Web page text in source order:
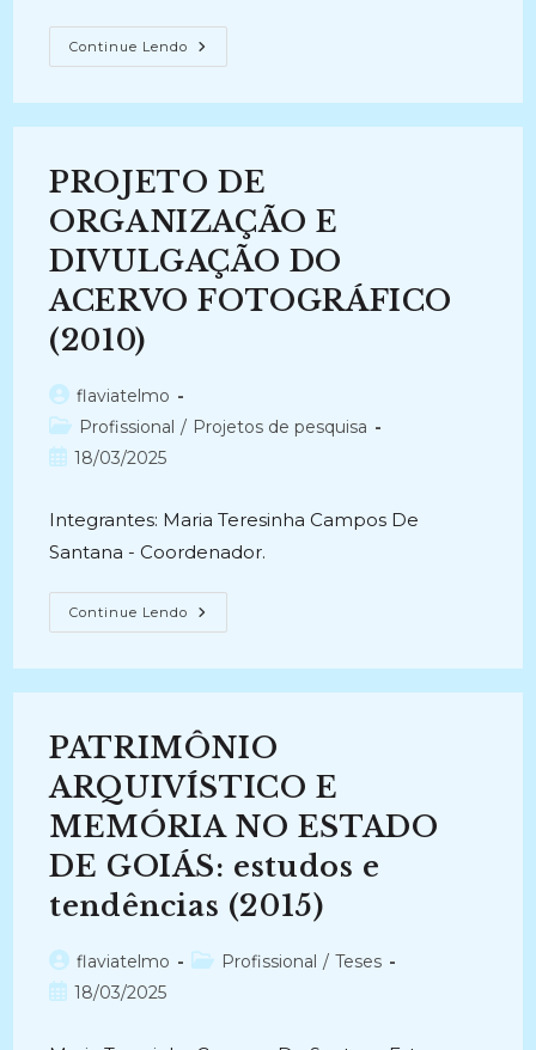
Continue Lendo PROJETO
DE
DO
INFORMAÇÃO
E
DOCUMENTAÇÃO
ARQUIVÍSTICA
(2010)
PROJETO DE
ORGANIZAÇÃO E
DIVULGAÇÃO DO
ACERVO FOTOGRÁFICO
(2010)
Autor
do
post:
flaviatelmo
Categoria
do
Profissional / Projetos de pesquisa
Post18/03/2025
Integrantes: Maria Teresinha Campos De
Santana - Coordenador.
Continue Lendo PROJETO
DE
DO
FOTOGRÁFICO
(2010)
PATRIMÔNIO
ARQUIVÍSTICO E
MEMÓRIA NO ESTADO
DE GOIÁS: estudos e
tendências (2015)
Autor
do
flaviatelmo
Categoria
Profissional / Teses
Post18/03/2025